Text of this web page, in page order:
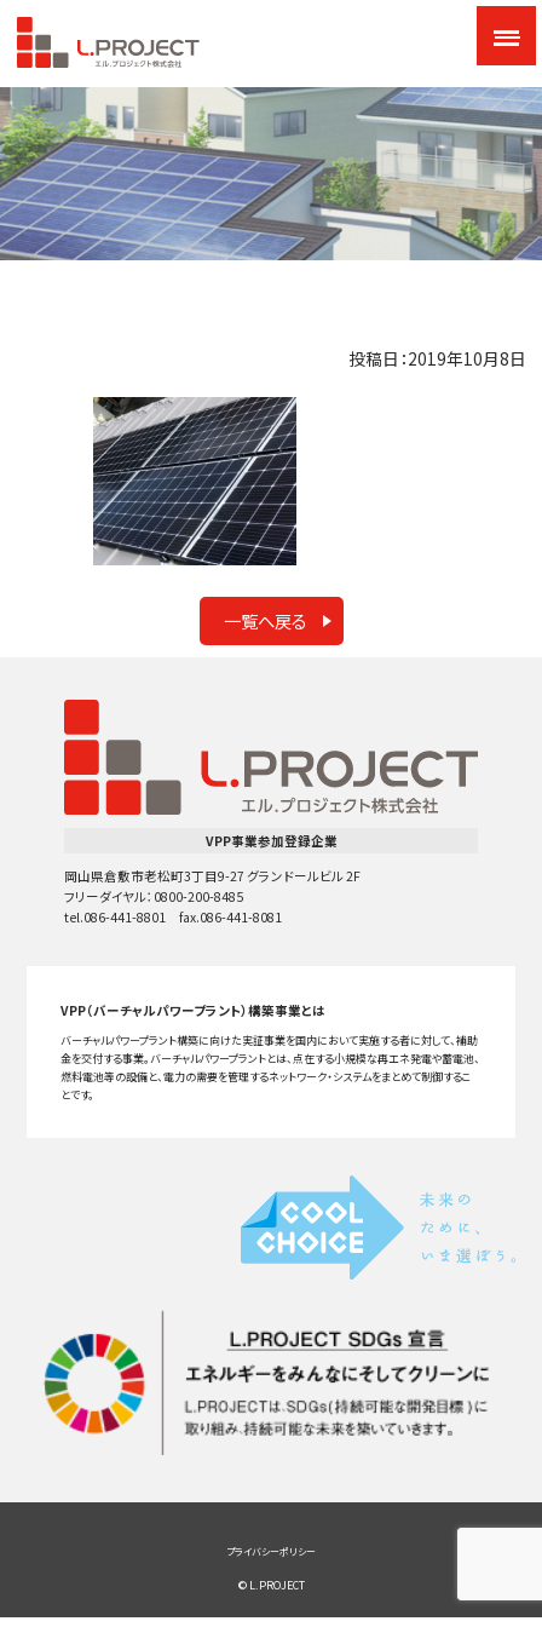
投稿日：2019年10月8日
一覧へ戻る
VPP事業参加登録企業
岡山県倉敷市老松町3丁目9-27 グランドールビル 2F
フリーダイヤル：0800-200-8485
tel.086-441-8801 fax.086-441-8081
VPP（バーチャルパワープラント）構築事業とは
バーチャルパワープラント構築に向けた実証事業を国内において実施する者に対して、補助
金を交付する事業。バーチャルパワープラントとは、点在する小規模な再エネ発電や蓄電池、
燃料電池等の設備と、電力の需要を管理するネットワーク・システムをまとめて制御するこ
とです。
プライバシーポリシー
© L.PROJECT